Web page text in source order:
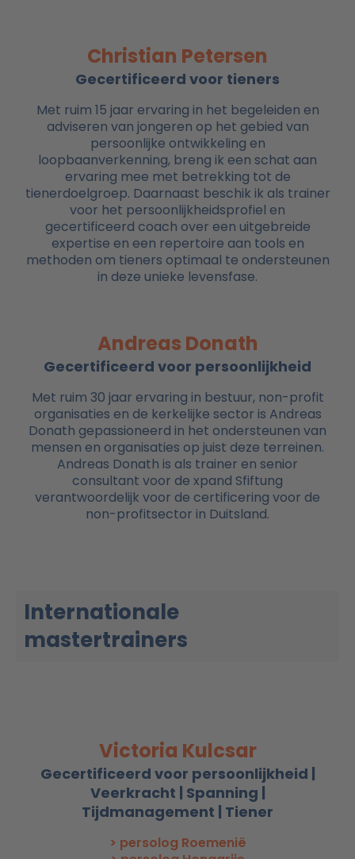
Christian Petersen
Gecertificeerd voor tieners
Met ruim 15 jaar ervaring in het begeleiden en
adviseren van jongeren op het gebied van
persoonlijke ontwikkeling en
loopbaanverkenning, breng ik een schat aan
ervaring mee met betrekking tot de
tienerdoelgroep. Daarnaast beschik ik als trainer
voor het persoonlijkheidsprofiel en
gecertificeerd coach over een uitgebreide
expertise en een repertoire aan tools en
methoden om tieners optimaal te ondersteunen
in deze unieke levensfase.
Andreas Donath
Gecertificeerd voor persoonlijkheid
Met ruim 30 jaar ervaring in bestuur, non-profit
organisaties en de kerkelijke sector is Andreas
Donath gepassioneerd in het ondersteunen van
mensen en organisaties op juist deze terreinen.
Andreas Donath is als trainer en senior
consultant voor de xpand Sfiftung
verantwoordelijk voor de certificering voor de
non-profitsector in Duitsland.
Internationale
mastertrainers
Victoria Kulcsar
Gecertificeerd voor persoonlijkheid |
Veerkracht | Spanning |
Tijdmanagement | Tiener
> persolog Roemenië